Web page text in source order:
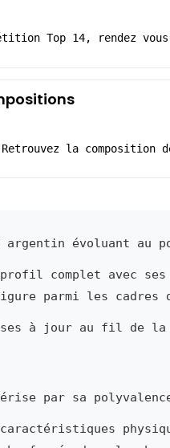
Top 14, rendez
Retrouvez la
évoluant au
profil complet avec
parmi les
à jour au fil de la
par sa